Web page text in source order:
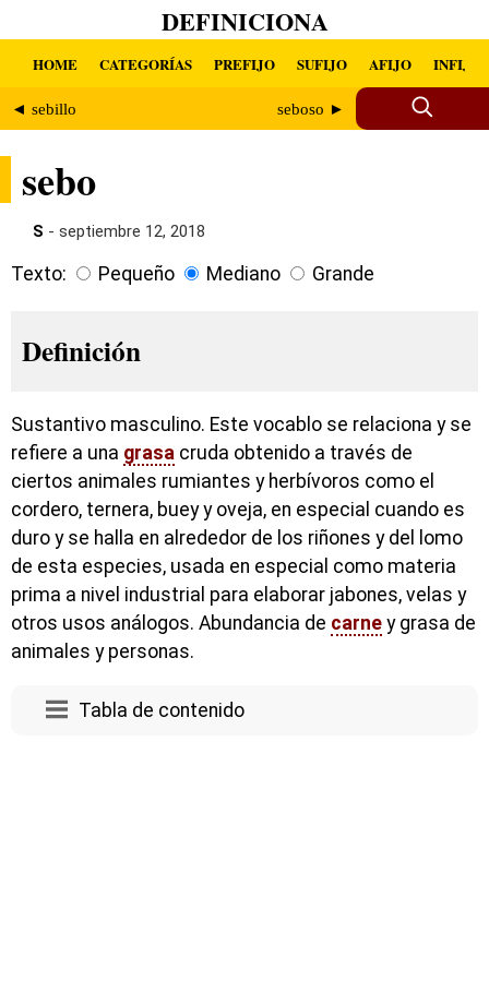
DEFINICIONA
HOME CATEGORÍAS PREFIJO SUFIJO AFIJO INFIJO
◄ sebillo seboso ►
sebo
S - septiembre 12, 2018
Texto: Pequeño Mediano Grande
Definición
Sustantivo masculino. Este vocablo se relaciona y se
refiere a una grasa cruda obtenido a través de
ciertos animales rumiantes y herbívoros como el
cordero, ternera, buey y oveja, en especial cuando es
duro y se halla en alrededor de los riñones y del lomo
de esta especies, usada en especial como materia
prima a nivel industrial para elaborar jabones, velas y
otros usos análogos. Abundancia de carne y grasa de
animales y personas.
Tabla de contenido